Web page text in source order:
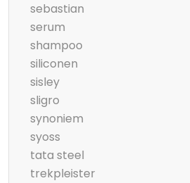
sebastian
serum
shampoo
siliconen
sisley
sligro
synoniem
syoss
tata steel
trekpleister